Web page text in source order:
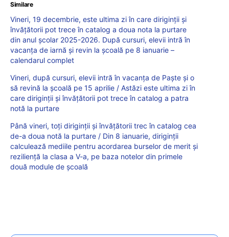
Similare
Vineri, 19 decembrie, este ultima zi în care diriginții și
învățătorii pot trece în catalog a doua nota la purtare
din anul școlar 2025-2026. După cursuri, elevii intră în
vacanța de iarnă și revin la școală pe 8 ianuarie –
calendarul complet
Vineri, după cursuri, elevii intră în vacanța de Paște și o
să revină la școală pe 15 aprilie / Astăzi este ultima zi în
care diriginții și învățătorii pot trece în catalog a patra
notă la purtare
Până vineri, toți diriginții și învățătorii trec în catalog cea
de-a doua notă la purtare / Din 8 ianuarie, diriginții
calculează mediile pentru acordarea burselor de merit și
reziliență la clasa a V-a, pe baza notelor din primele
două module de școală